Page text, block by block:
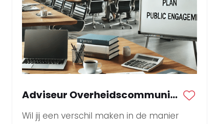
Adviseur Overheidscommunicatie
Wil jij een verschil maken in de manier